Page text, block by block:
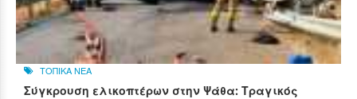
ΤΟΠΙΚΑ ΝΕΑ
Σύγκρουση ελικοπτέρων στην Ψάθα: Τραγικός